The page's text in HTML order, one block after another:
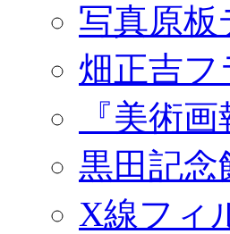
写真原板
畑正吉フ
『美術
黒田記念
X線フィ